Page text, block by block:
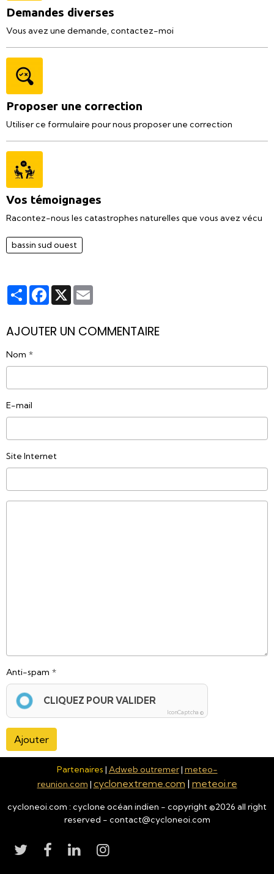
Demandes diverses
Vous avez une demande, contactez-moi
Proposer une correction
Utiliser ce formulaire pour nous proposer une correction
Vos témoignages
Racontez-nous les catastrophes naturelles que vous avez vécu
bassin sud ouest
PartagerFacebook
X
AJOUTER UN COMMENTAIRE
Nom
E-mail
Site Internet
Anti-spam
CLIQUEZ POUR VALIDER
IconCaptcha ©
Ajouter
Partenaires | Adweb outremer| meteo-
reunion.com | cyclonextreme.com | meteoi.re
cycloneoi.com : cyclone océan indien - copyright ©2026 all right
reserved - contact@cycloneoi.com